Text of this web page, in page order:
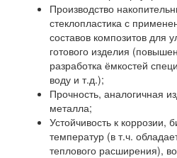
Производство
стеклопластика с
составов композитов для
готового изделия
разработка ёмкостей
воду и т.д.);
Прочность, аналогичная
металла;
Устойчивость к коррозии,
температур (в т.ч.
теплового расширения),